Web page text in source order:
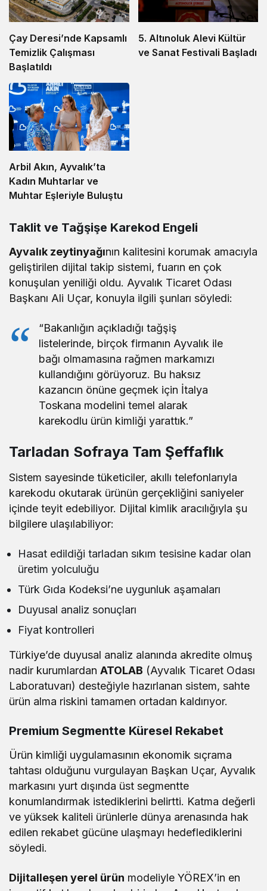
Çay Deresi’nde Kapsamlı
Temizlik Çalışması
Başlatıldı
5. Altınoluk Alevi Kültür
ve Sanat Festivali Başladı
Arbil Akın, Ayvalık’ta
Kadın Muhtarlar ve
Muhtar Eşleriyle Buluştu
Taklit ve Tağşişe Karekod Engeli
Ayvalık zeytinyağının kalitesini korumak amacıyla
geliştirilen dijital takip sistemi, fuarın en çok
konuşulan yeniliği oldu. Ayvalık Ticaret Odası
Başkanı Ali Uçar, konuyla ilgili şunları söyledi:
“Bakanlığın açıkladığı tağşiş
listelerinde, birçok firmanın Ayvalık ile
bağı olmamasına rağmen markamızı
kullandığını görüyoruz. Bu haksız
kazancın önüne geçmek için İtalya
Toskana modelini temel alarak
karekodlu ürün kimliği yarattık.”
Tarladan Sofraya Tam Şeffaflık
Sistem sayesinde tüketiciler, akıllı telefonlarıyla
karekodu okutarak ürünün gerçekliğini saniyeler
içinde teyit edebiliyor. Dijital kimlik aracılığıyla şu
bilgilere ulaşılabiliyor:
Hasat edildiği tarladan sıkım tesisine kadar olan
üretim yolculuğu
Türk Gıda Kodeksi’ne uygunluk aşamaları
Duyusal analiz sonuçları
Fiyat kontrolleri
Türkiye’de duyusal analiz alanında akredite olmuş
nadir kurumlardanATOLAB (Ayvalık Ticaret Odası
Laboratuvarı) desteğiyle hazırlanan sistem, sahte
ürün alma riskini tamamen ortadan kaldırıyor.
Premium Segmentte Küresel Rekabet
Ürün kimliği uygulamasının ekonomik sıçrama
tahtası olduğunu vurgulayan Başkan Uçar, Ayvalık
markasını yurt dışında üst segmentte
konumlandırmak istediklerini belirtti. Katma değerli
ve yüksek kaliteli ürünlerle dünya arenasında hak
edilen rekabet gücüne ulaşmayı hedeflediklerini
söyledi.
Dijitalleşen yerel ürün modeliyle YÖREX’in en